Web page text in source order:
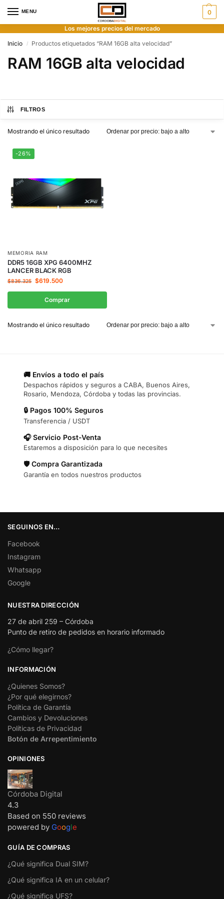
MENU 0
Los mejores precios del mercado
Inicio
/ Productos etiquetados “RAM 16GB alta velocidad”
RAM 16GB alta velocidad
FILTROS
Mostrando el único resultado
-26%
MEMORIA RAM
DDR5 16GB XPG 6400MHZ
LANCER BLACK RGB
$836.325 $619.500
Comprar
Mostrando el único resultado
🚚 Envíos a todo el país
Despachos rápidos y seguros a CABA, Buenos Aires,
Rosario, Mendoza, Córdoba y todas las provincias.
🔒 Pagos 100% Seguros
Transferencia / USDT
🎧 Servicio Post-Venta
Estaremos a disposición para lo que necesites
🛡️ Compra Garantizada
Garantía en todos nuestros productos
SEGUINOS EN…
Facebook
Instagram
Whatsapp
Google
NUESTRA DIRECCIÓN
27 de abril 259 – Córdoba
Punto de retiro de pedidos en horario informado
¿Cómo llegar?
INFORMACIÓN
¿Quienes Somos?
¿Por qué elegirnos?
Política de Garantía
Cambios y Devoluciones
Políticas de Privacidad
Botón de Arrepentimiento
OPINIONES
Córdoba Digital
4.3
Based on 550 reviews
powered by Google
GUÍA DE COMPRAS
¿Qué significa Dual SIM?
¿Qué significa IA en un celular?
¿Qué significa UFS?